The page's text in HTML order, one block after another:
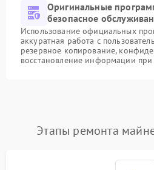
Оригинальные
безопасное
Использование официальных
аккуратная работа с
резервное копирование,
восстановление информации
Этапы ремонта